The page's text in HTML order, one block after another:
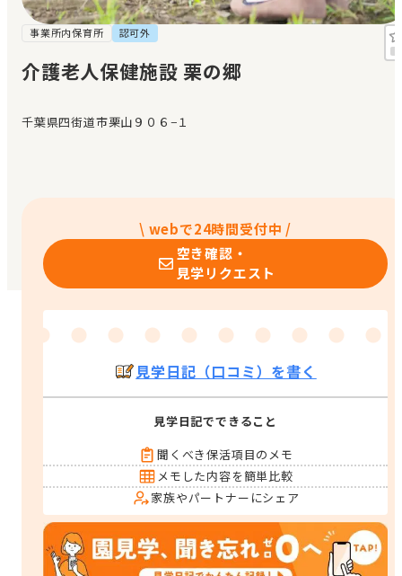
メッセージ
おすすめの園
エンクルの特徴と活用方法
事業所内保育所 認可外
介護老人保健施設 栗の郷
千葉県四街道市栗山９０６−１
\ webで24時間受付中 /
空き確認・
見学リクエスト
見学日記（口コミ）を書く
見学日記でできること
聞くべき保活項目のメモ
メモした内容を簡単比較
家族やパートナーにシェア